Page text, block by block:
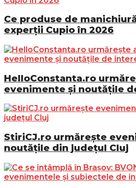
Ce produse de
experții Cupio în 2026
HelloConstanta.ro
evenimente și noutățile
StiriCJ.ro urmărește
noutățile din județul Cluj